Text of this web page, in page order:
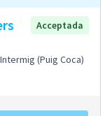
Acceptada
(Puig Coca)